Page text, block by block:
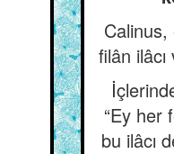
Calinus,
filân ilâcı
“Ey her
bu ilâcı